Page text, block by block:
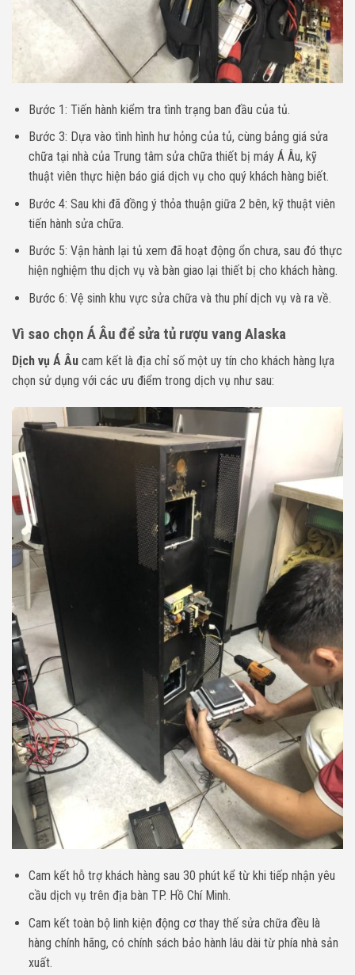
Bước 1: Tiến hành kiểm tra tình trạng ban đầu của tủ.
Bước 3: Dựa vào tình hình hư hỏng của tủ, cùng bảng giá sửa
chữa tại nhà của Trung tâm sửa chữa thiết bị máy Á Âu, kỹ
thuật viên thực hiện báo giá dịch vụ cho quý khách hàng biết.
Bước 4: Sau khi đã đồng ý thỏa thuận giữa 2 bên, kỹ thuật viên
tiến hành sửa chữa.
Bước 5: Vận hành lại tủ xem đã hoạt động ổn chưa, sau đó thực
hiện nghiệm thu dịch vụ và bàn giao lại thiết bị cho khách hàng.
Bước 6: Vệ sinh khu vực sửa chữa và thu phí dịch vụ và ra về.
Vì sao chọn Á Âu để sửa tủ rượu vang Alaska
Dịch vụ Á Âu cam kết là địa chỉ số một uy tín cho khách hàng lựa
chọn sử dụng với các ưu điểm trong dịch vụ như sau:
Cam kết hỗ trợ khách hàng sau 30 phút kể từ khi tiếp nhận yêu
cầu dịch vụ trên địa bàn TP. Hồ Chí Minh.
Cam kết toàn bộ linh kiện động cơ thay thế sửa chữa đều là
hàng chính hãng, có chính sách bảo hành lâu dài từ phía nhà sản
xuất.